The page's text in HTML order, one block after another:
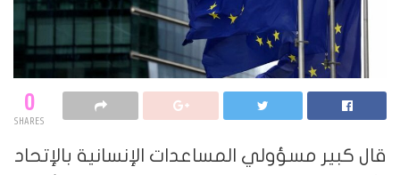
0
SHARES
قال كبير مسؤولي المساعدات الإنسانية بالإتحاد